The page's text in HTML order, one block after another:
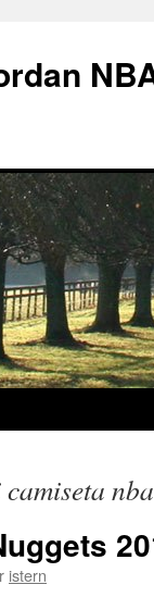
istern